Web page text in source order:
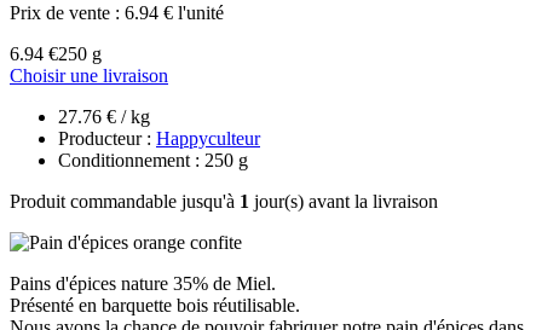
Prix de vente : 6.94 € l'unité
6.94 €250 g
Choisir une livraison
27.76 € / kg
Producteur : Happyculteur
Conditionnement : 250 g
Produit commandable jusqu'à 1 jour(s) avant la livraison
Pains d'épices nature 35% de Miel.
Présenté en barquette bois réutilisable.